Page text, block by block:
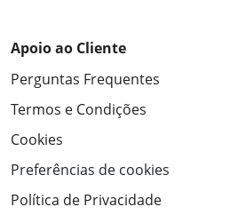
Apoio ao Cliente
Perguntas Frequentes
Termos e Condições
Cookies
Preferências de cookies
Política de Privacidade